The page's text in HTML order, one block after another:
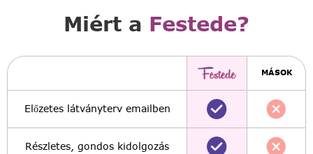
Miért a Festede?
MÁSOK
Előzetes látványterv emailben
Részletes, gondos kidolgozás